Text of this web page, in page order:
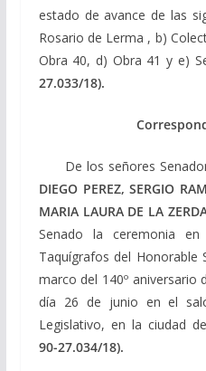
estado de avance de las
Rosario de Lerma , b)
Obra 40, d) Obra 41 y e)
27.033/18).
De los señores
DIEGO PEREZ, SERGIO
MARIA LAURA DE LA
Senado la ceremonia
Taquígrafos del Honorable
marco del 140º aniversario
día 26 de junio en el
Legislativo, en la ciudad
90-27.034/18).